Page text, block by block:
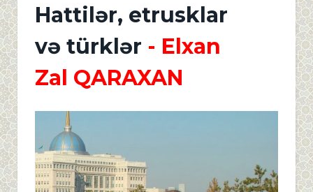
Hattilər, etrusklar
və türklər - Elxan
Zal QARAXAN